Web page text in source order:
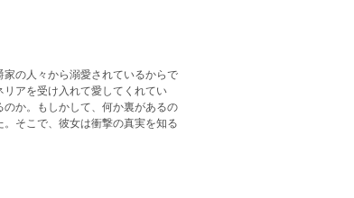
の人々から溺愛されているからで
か。もしかして、何か裏があるの
そこで、彼女は衝撃の真実を知る